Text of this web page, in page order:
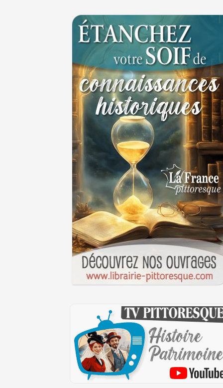
1ER JUILLET